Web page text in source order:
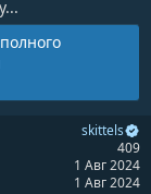
skittels
409
1 Авг 2024
1 Авг 2024